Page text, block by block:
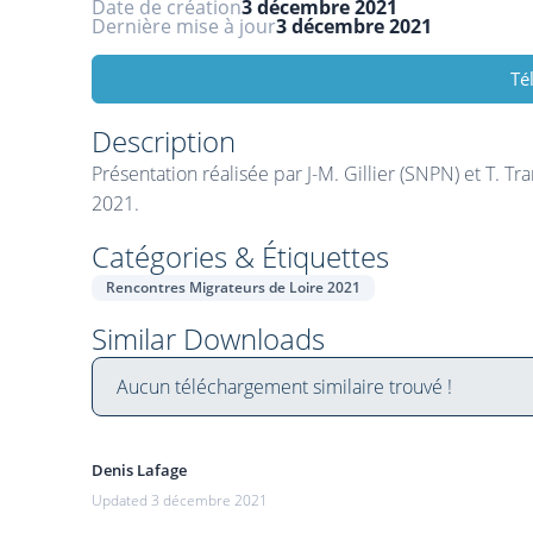
Date de création3 décembre 2021
Dernière mise à jour3 décembre 2021
Description
Présentation réalisée par J-M. Gillier (SNPN) et T.
2021.
Catégories & Étiquettes
Rencontres Migrateurs de Loire 2021
Similar Downloads
Aucun téléchargement similaire trouvé !
Denis Lafage
Updated 3 décembre 2021